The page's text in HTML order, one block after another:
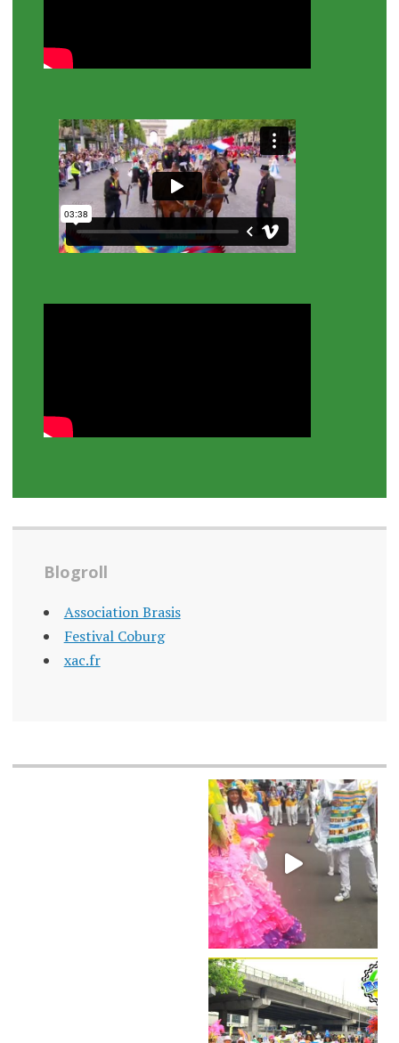
Blogroll
Association Brasis
Festival Coburg
xac.fr